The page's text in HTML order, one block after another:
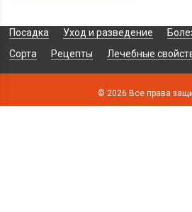
Посадка Уход и разведение
Сорта
Рецепты Лечебные
© 2026 Все права